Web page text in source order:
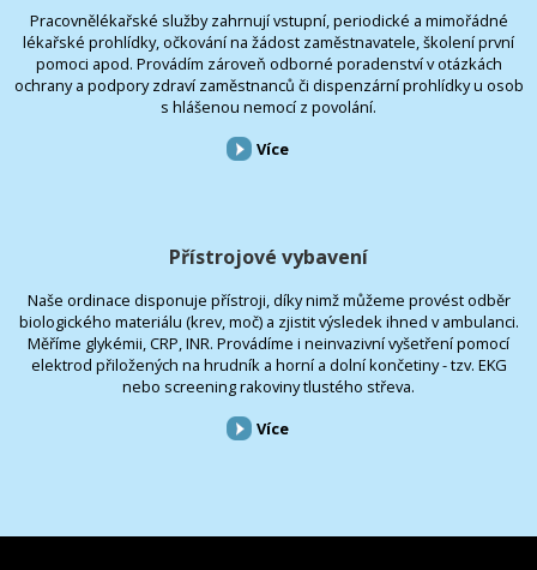
Pracovnělékařské služby zahrnují vstupní, periodické a mimořádné
lékařské prohlídky, očkování na žádost zaměstnavatele, školení první
pomoci apod. Provádím zároveň odborné poradenství v otázkách
ochrany a podpory zdraví zaměstnanců či dispenzární prohlídky u osob
s hlášenou nemocí z povolání.
Více
Přístrojové vybavení
Naše ordinace disponuje přístroji, díky nimž můžeme provést odběr
biologického materiálu (krev, moč) a zjistit výsledek ihned v ambulanci.
Měříme glykémii, CRP, INR. Provádíme i neinvazivní vyšetření pomocí
elektrod přiložených na hrudník a horní a dolní končetiny - tzv. EKG
nebo screening rakoviny tlustého střeva.
Více